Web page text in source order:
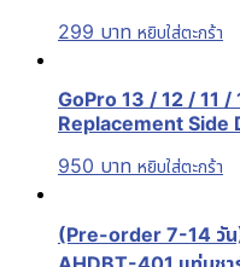
299 บาท หยิบใส่ตะกร้า
GoPro 13 / 12 / 11
Replacement Side
950 บาท หยิบใส่ตะกร้า
(Pre-order 7-14 วัน